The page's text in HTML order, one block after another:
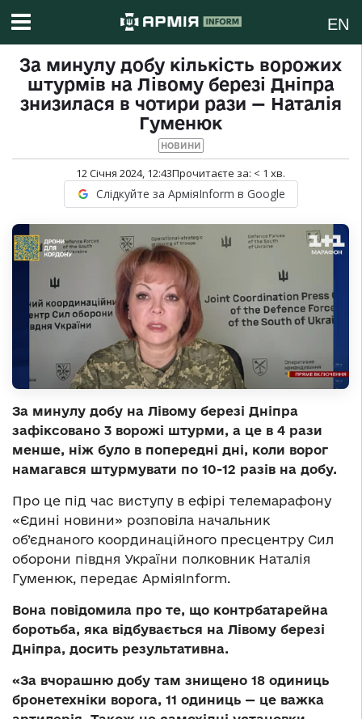
EN
За минулу добу кількість ворожих
штурмів на Лівому березі Дніпра
знизилася в чотири рази — Наталія
Гуменюк
НОВИНИ
12 Січня 2024, 12:43Прочитаєте за: < 1 хв.
Слідкуйте за АрміяInform в Google
За минулу добу на Лівому березі Дніпра
зафіксовано 3 ворожі штурми, а це в 4 рази
менше, ніж було в попередні дні, коли ворог
намагався штурмувати по 10-12 разів на добу.
Про це під час виступу в ефірі телемарафону
«Єдині новини» розповіла начальник
об’єднаного координаційного пресцентру Сил
оборони півдня України полковник Наталія
Гуменюк, передає АрміяInform.
Вона повідомила про те, що контрбатарейна
боротьба, яка відбувається на Лівому березі
Дніпра, досить результативна.
«За вчорашню добу там знищено 18 одиниць
бронетехніки ворога, 11 одиниць — це важка